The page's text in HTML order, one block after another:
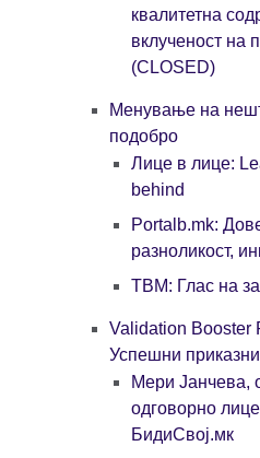
квалитетна
вклученост на
(CLOSED)
Mенување на
подобро
Лице в лице:
behind
Portalb.mk:
разноликост,
ТВМ: Глас на
Validation Booster
Успешни приказни
Мери Јанчева,
одговорно
БидиСвој.мк